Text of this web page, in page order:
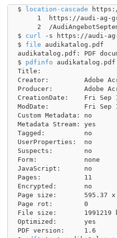
$ location-cascade
     1	https://audi-ag-group.de/
     2	/AudiAngebotSeptember.pdf
$ curl -s https://audi-ag-
$ file audikatalog.pdf
audikatalog.pdf: PDF
$ pdfinfo audikatalog.pdf
Title:
Creator:         Adobe
Producer:        Adobe
CreationDate:    Fri Sep
ModDate:         Fri Sep
Custom Metadata: no
Metadata Stream: yes
Tagged:          no
UserProperties:  no
Suspects:        no
Form:            none
JavaScript:      no
Pages:           11
Encrypted:       no
Page size:       595.37 x
Page rot:        0
File size:       1991219
Optimized:       yes
PDF version:     1.6